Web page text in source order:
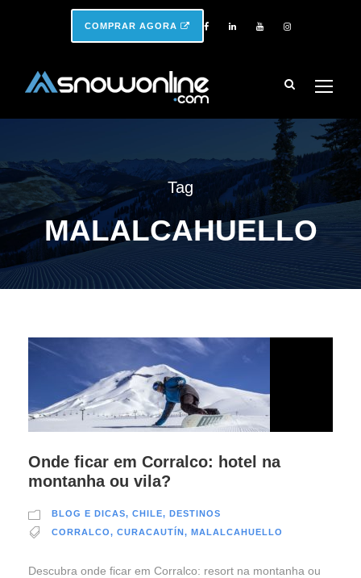
COMPRAR AGORA
Tag
MALALCAHUELLO
Onde ficar em Corralco: hotel na
montanha ou vila?
BLOG E DICAS, CHILE, DESTINOS
CORRALCO, CURACAUTÍN, MALALCAHUELLO
Descubra onde ficar em Corralco: resort na montanha ou